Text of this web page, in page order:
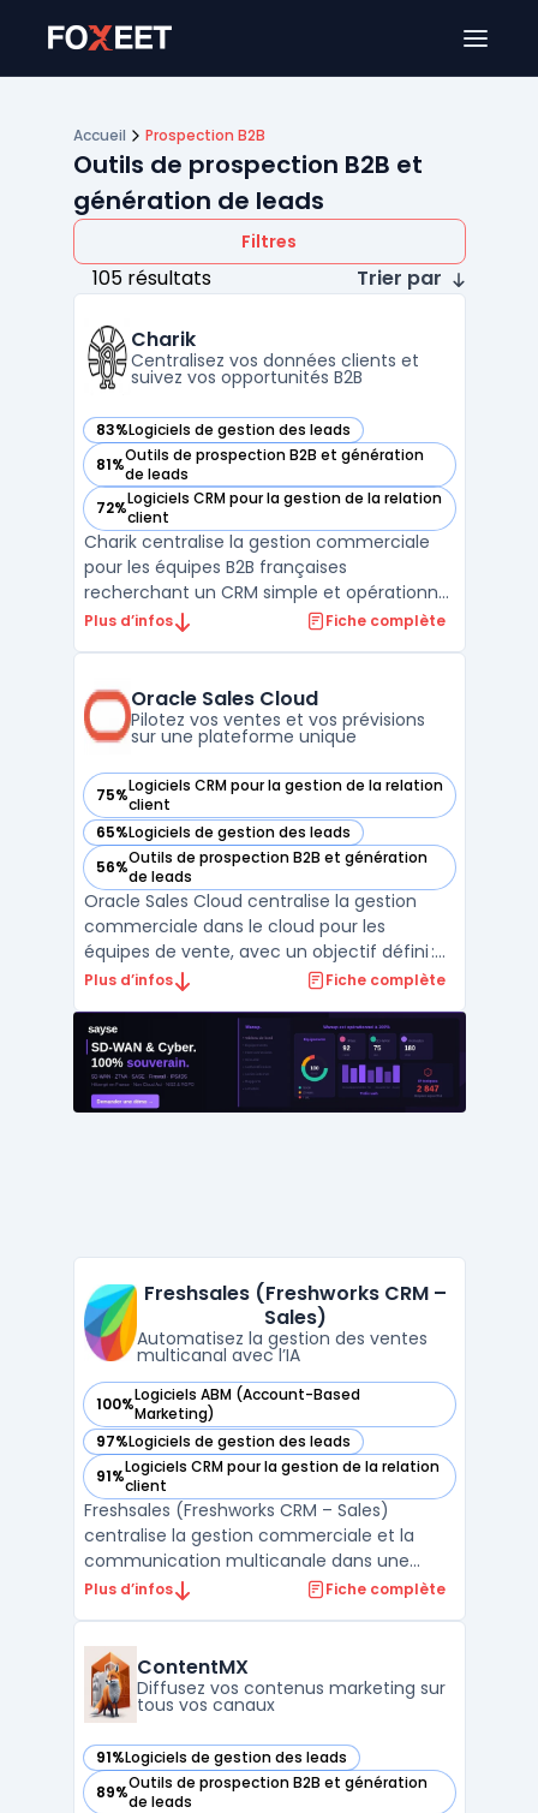
Accueil Prospection B2B
Outils de prospection B2B et
génération de leads
Filtres
105 résultats Trier par
Charik
Centralisez vos données clients et
suivez vos opportunités B2B
83%Logiciels de gestion des leads
— voir Charik dans cette catégorie
81%Outils de prospection B2B et génération
de leads
— voir Charik dans cette catégorie
72%Logiciels CRM pour la gestion de la relation
client
— voir Charik dans cette catégorie
Charik centralise la gestion commerciale
pour les équipes B2B françaises
recherchant un CRM simple et opérationnel
couvrant toutes les étapes, de la gestion de
d’investissement et cabinets de
recrutement pilotant leur pros ...
Plus d’infos Fiche complète
Oracle Sales Cloud
Pilotez vos ventes et vos prévisions
sur une plateforme unique
75%Logiciels CRM pour la gestion de la relation
client
— voir Oracle Sales Cloud dans cette catégorie
65%Logiciels de gestion des leads
— voir Oracle Sales Cloud dans cette catégorie
56%Outils de prospection B2B et génération
de leads
— voir Oracle Sales Cloud dans cette catégorie
Oracle Sales Cloud centralise la gestion
commerciale dans le cloud pour les
équipes de vente, avec un objectif défini :
structurer l’exécution du cycle de vente sur
facturation. Cette plateforme intègre les
fonctionnalités nécessaires pour relier
campagnes ...
Plus d’infos Fiche complète
Freshsales (Freshworks CRM –
Sales)
Automatisez la gestion des ventes
multicanal avec l’IA
100%Logiciels ABM (Account-Based
Marketing)
— voir Freshsales (Freshworks CRM – Sales) dans cette
97%Logiciels de gestion des leads
— voir Freshsales (Freshworks CRM – Sales) dans cette
91%Logiciels CRM pour la gestion de la relation
client
— voir Freshsales (Freshworks CRM – Sales) dans cette
Freshsales (Freshworks CRM – Sales)
centralise la gestion commerciale et la
communication multicanale dans une
interface organisée pour les équipes de
pipeline commercial jusqu’au suivi avancé
des remontées clients, s’ad ...
Plus d’infos Fiche complète
ContentMX
Diffusez vos contenus marketing sur
tous vos canaux
91%Logiciels de gestion des leads
— voir ContentMX dans cette catégorie
89%Outils de prospection B2B et génération
de leads
— voir ContentMX dans cette catégorie